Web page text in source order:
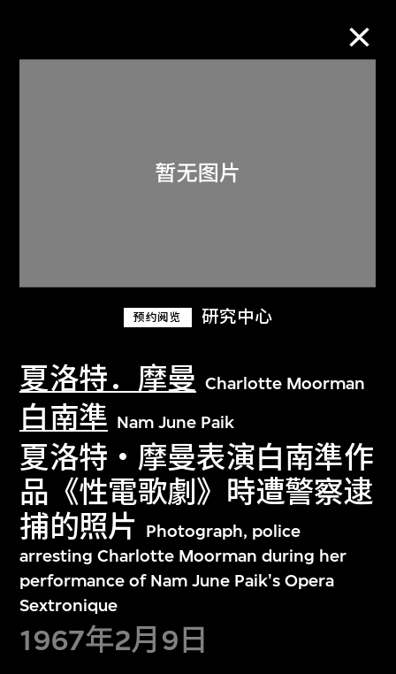
预约阅览 研究中心
夏洛特．摩曼 Charlotte Moorman
白南準 Nam June Paik
夏洛特・摩曼表演白南準作
品《性電歌劇》時遭警察逮
捕的照片 Photograph, police
arresting Charlotte Moorman during her
performance of Nam June Paik's Opera
Sextronique
1967年2月9日
关于M+藏品
探索世界顶级的二十及二十一世纪视觉
文化藏品。